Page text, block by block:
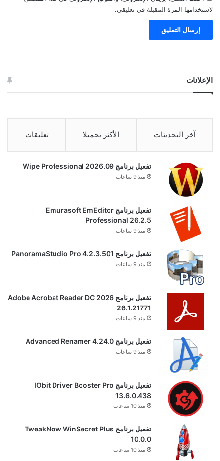
لاستخدامها المرة المقبلة في تعليقي.
الإعلانات
آخر التحديثات الأكثر تحميلا تعليقات
تفعيل برنامج Wipe Professional 2026.09
منذ 9 ساعات
تفعيل برنامج Emurasoft EmEditor
Professional 26.2.5
منذ 9 ساعات
تفعيل برنامج PanoramaStudio Pro 4.2.3.501
منذ 9 ساعات
تفعيل برنامج Adobe Acrobat Reader DC 2026
26.1.21771
منذ 9 ساعات
تفعيل برنامج Advanced Renamer 4.24.0
منذ 9 ساعات
تفعيل برنامج IObit Driver Booster Pro
13.6.0.438
منذ 10 ساعات
تفعيل برنامج TweakNow WinSecret Plus
10.0.0
منذ 10 ساعات